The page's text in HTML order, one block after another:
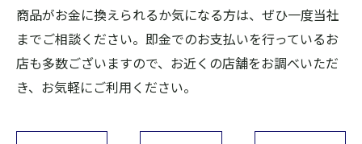
商品がお金に換えられるか気になる方は、ぜひ一度当社
までご相談ください。即金でのお支払いを行っているお
店も多数ございますので、お近くの店舗をお調べいただ
き、お気軽にご利用ください。